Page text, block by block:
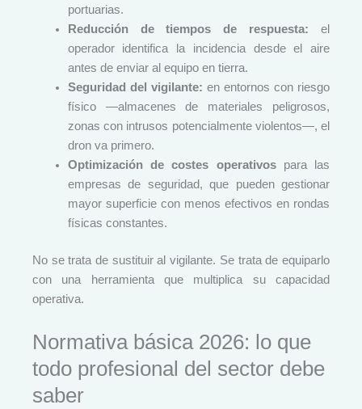
portuarias.
Reducción de tiempos de respuesta: el
operador identifica la incidencia desde el aire
antes de enviar al equipo en tierra.
Seguridad del vigilante: en entornos con riesgo
físico —almacenes de materiales peligrosos,
zonas con intrusos potencialmente violentos—, el
dron va primero.
Optimización de costes operativospara las
empresas de seguridad, que pueden gestionar
mayor superficie con menos efectivos en rondas
físicas constantes.
No se trata de sustituir al vigilante. Se trata de equiparlo
con una herramienta que multiplica su capacidad
operativa.
Normativa básica 2026: lo que
todo profesional del sector debe
saber